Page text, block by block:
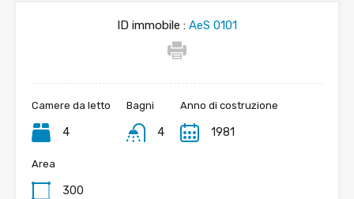
ID immobile : AeS 0101
Camere da letto
4
Bagni
4
Anno di costruzione
1981
Area
300